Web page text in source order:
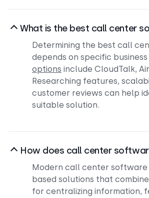
What is the best call center
Determining the best call
depends on specific business
options include CloudTalk,
Researching features,
customer reviews can help
suitable solution.
How does call center
Modern call center
based solutions that
for centralizing information,